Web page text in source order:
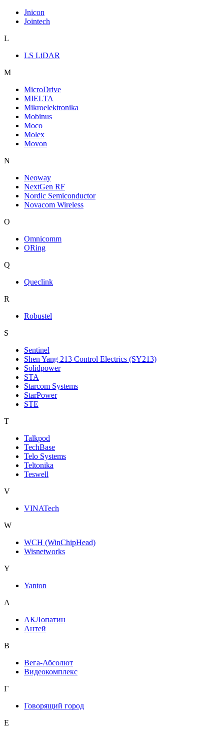
Jnicon
Jointech
L
LS LiDAR
M
MicroDrive
MIELTA
Mikroelektronika
Mobinus
Moco
Molex
Movon
N
Neoway
NextGen RF
Nordic Semiconductor
Novacom Wireless
O
Omnicomm
ORing
Q
Queclink
R
Robustel
S
Sentinel
Shen Yang 213 Control Electrics (SY213)
Solidpower
STA
Starcom Systems
StarPower
STE
T
Talkpod
TechBase
Telo Systems
Teltonika
Teswell
V
VINATech
W
WCH (WinChipHead)
Wisnetworks
Y
Yanton
А
АКЛопатин
Антей
В
Вега-Абсолют
Видеокомплекс
Г
Говорящий город
Е